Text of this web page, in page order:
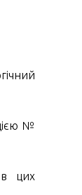
№
цих